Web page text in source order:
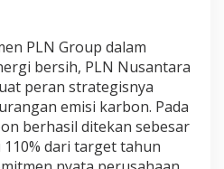
PLN Group dalam
bersih, PLN Nusantara
peran strategisnya
emisi karbon. Pada
berhasil ditekan sebesar
110% dari target tahun